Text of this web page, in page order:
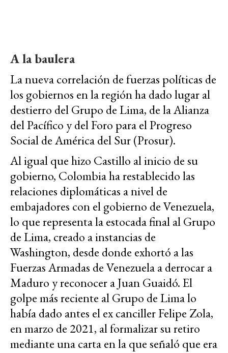
A la baulera
La nueva correlación de fuerzas políticas de
los gobiernos en la región ha dado lugar al
destierro del Grupo de Lima, de la Alianza
del Pacífico y del Foro para el Progreso
Social de América del Sur (Prosur).
Al igual que hizo Castillo al inicio de su
gobierno, Colombia ha restablecido las
relaciones diplomáticas a nivel de
embajadores con el gobierno de Venezuela,
lo que representa la estocada final al Grupo
de Lima, creado a instancias de
Washington, desde donde exhortó a las
Fuerzas Armadas de Venezuela a derrocar a
Maduro y reconocer a Juan Guaidó. El
golpe más reciente al Grupo de Lima lo
había dado antes el ex canciller Felipe Zola,
en marzo de 2021, al formalizar su retiro
mediante una carta en la que señaló que era